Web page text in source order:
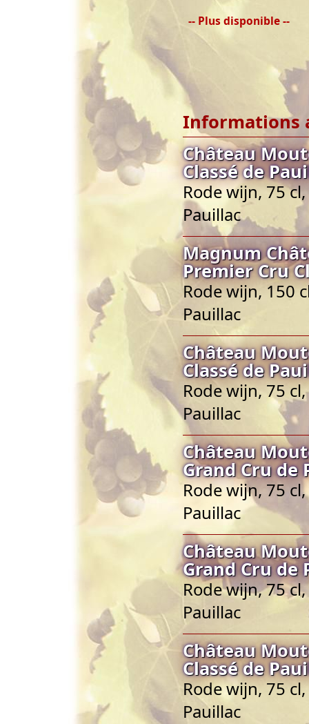
-- Plus disponible --
Informations
Château
Classé de
Rode wijn, 75
Pauillac
Magnum
Premier Cru
Rode wijn, 150
Pauillac
Château
Classé de
Rode wijn, 75
Pauillac
Château
Grand Cru de
Rode wijn, 75
Pauillac
Château
Grand Cru de
Rode wijn, 75
Pauillac
Château
Classé de
Rode wijn, 75
Pauillac